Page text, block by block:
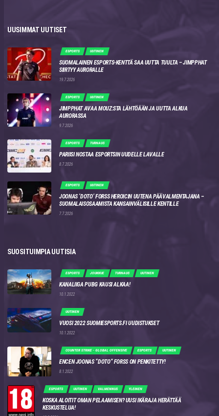
UUSIMMAT UUTISET
ESPORTS UUTINEN
SUOMALAINEN ESPORTS-KENTTÄ SAA UUTTA TUULTA – JIMPPHAT
SIIRTYY AURORALLE
19.7.2026
ESPORTS UUTINEN
JIMPPHAT AVAA MOUZ:STA LÄHTÖÄÄN JA UUTTA ALKUA
AURORASSA
9.7.2026
ESPORTS TURNAUS
PARIISI NOSTAA ESPORTSIN UUDELLE LAVALLE
8.7.2026
ESPORTS UUTINEN
JOONAS ‘DOTO’ FORSS HEROICIN UUTENA PÄÄVALMENTAJANA –
SUOMALAISOSAAMISTA KANSAINVÄLISILLE KENTILLE
7.7.2026
SUOSITUIMPIA UUTISIA
ESPORTS JOUKKUE TURNAUS UUTINEN
KANALIIGA PUBG KAUSI ALKAA!
10.1.2022
UUTINEN
VUOSI 2022 SUOMIESPORTS.FI UUDISTUKSET
10.1.2022
COUNTER STRIKE - GLOBAL OFFENSIVE ESPORTS UUTINEN
ENCEN JOONAS “DOTO” FORSS ON PENKITETTY!
8.1.2022
ESPORTS UUTINEN VALMENNUS YLEINEN
KOSKA ALOITIT OMAN PELAAMISEN? UUSI IKÄRAJA HERÄTTÄÄ
KESKUSTELUA!